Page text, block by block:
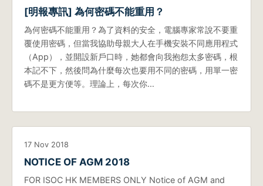
[明報專訊] 為何密碼不能重用？
為何密碼不能重用？為了資料的安全，電腦專家常說不要重
覆使用密碼，但當我協助母親大人在手機安裝不同應用程式
（App），並開設新戶口時，她都會向我抱怨太多密碼，根
本記不下，然後問為什麼每次也要用不同的密碼，用單一密
碼不是更方便等。理論上，每次你…
17 Nov 2018
NOTICE OF AGM 2018
FOR ISOC HK MEMBERS ONLY Notice of AGM and